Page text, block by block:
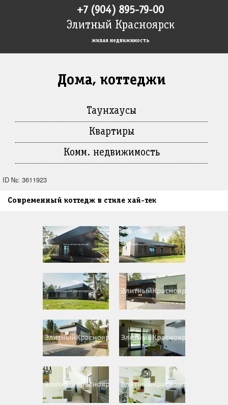
Элитный Красноярск
жилая недвижимость
+7 (904) 895-79-00
Дома, коттеджи
Таунхаусы
Квартиры
Комм. недвижимость
ID №: 3611923
Современный коттедж в стиле хай-тек